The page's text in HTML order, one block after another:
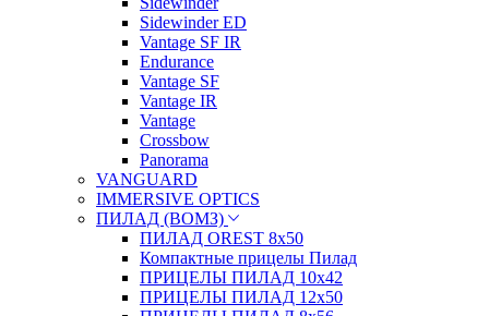
Sidewinder ED
Vantage SF IR
Endurance
Vantage SF
Vantage IR
Vantage
Crossbow
Panorama
VANGUARD
IMMERSIVE OPTICS
ПИЛАД (ВОМЗ)
ПИЛАД OREST 8х50
Компактные прицелы Пилад
ПРИЦЕЛЫ ПИЛАД 10х42
ПРИЦЕЛЫ ПИЛАД 12х50